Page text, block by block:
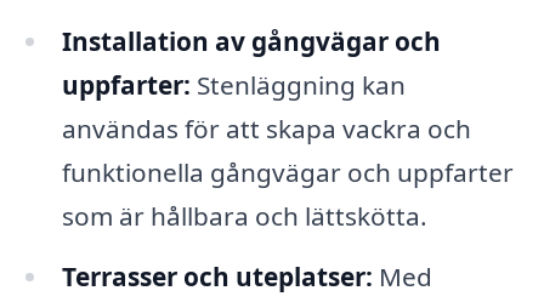
Installation av gångvägar och
uppfarter: Stenläggning kan
användas för att skapa vackra och
funktionella gångvägar och uppfarter
som är hållbara och lättskötta.
Terrasser och uteplatser: Med